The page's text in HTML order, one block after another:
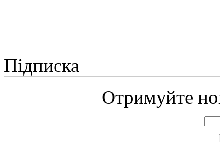
Підписка
Отримуйте